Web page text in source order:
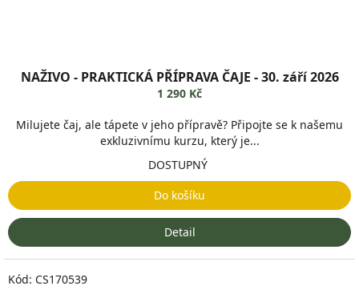
NAŽIVO - PRAKTICKÁ PŘÍPRAVA ČAJE - 30. září 2026
1 290 Kč
Milujete čaj, ale tápete v jeho přípravě? Připojte se k našemu
exkluzivnímu kurzu, který je...
DOSTUPNÝ
Do košíku
Detail
Kód: CS170539